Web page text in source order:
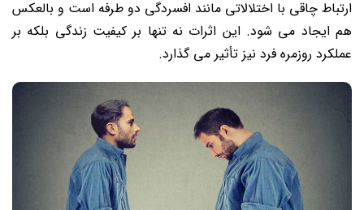
ارتباط چاقی با اختلالاتی مانند افسردگی دو طرفه است و بالعکس
هم ایجاد می شود. این اثرات نه تنها بر کیفیت زندگی بلکه بر
عملکرد روزمره فرد نیز تأثیر می گذارد.